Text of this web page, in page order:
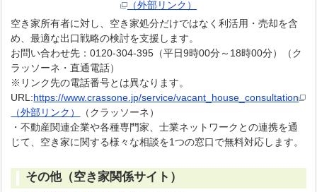
（外部リンク）
空き家所有者に対し、空き家処分だけではなく利活用・売却を含
め、最適な出口戦略の検討を支援します。
お問い合わせ先：0120-304-395（平日9時00分～18時00分）​（ク
ラッソーネ・直通電話）
※リンク先の電話番号とは異なります。
URL:https://www.crassone.jp/service/vacant_house_consultation
（外部リンク）
（クラッソーネ）​
・不動産関連企業や各種専門家、士業ネットワークとの連携を通
じて、空き家に関する様々な相談を1つの窓口で無料対応します。
その他（空き家関係サイト）